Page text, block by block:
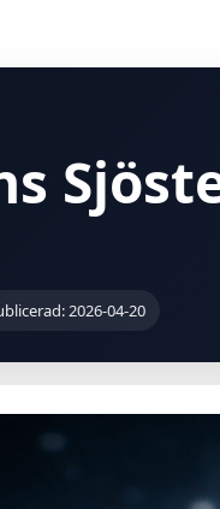
2026-04-20